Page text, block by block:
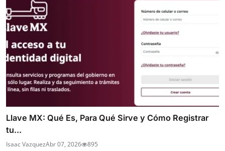
Llave MX: Qué Es, Para Qué Sirve y Cómo Registrar
tu...
Isaac VazquezAbr 07, 2026 895